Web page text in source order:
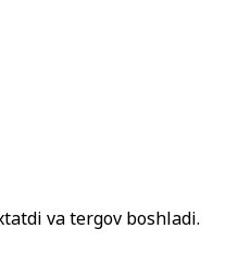
va tergov boshladi.